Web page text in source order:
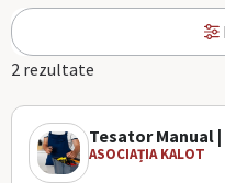
2 rezultate
Tesator Manual
ASOCIAȚIA KALOT